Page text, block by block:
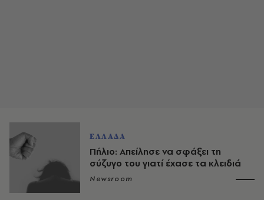
ΕΛΛΑΔΑ
Πήλιο: Απείλησε να σφάξει τη
σύζυγο του γιατί έχασε τα κλειδιά
Newsroom